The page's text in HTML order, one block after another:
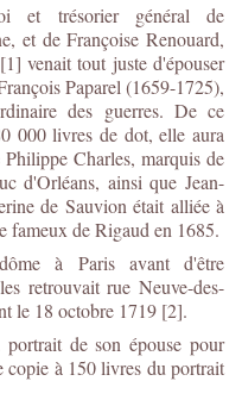
et trésorier général de
et de Françoise Renouard,
venait tout juste d'épouser
Paparel (1659-1725),
des guerres. De ce
000 livres de dot, elle aura
Charles, marquis de
d'Orléans, ainsi que Jean-
de Sauvion était alliée à
fameux de Rigaud en 1685.
à Paris avant d'être
retrouvait rue Neuve-des-
le 18 octobre 1719 [2].
de son épouse pour
copie à 150 livres du portrait